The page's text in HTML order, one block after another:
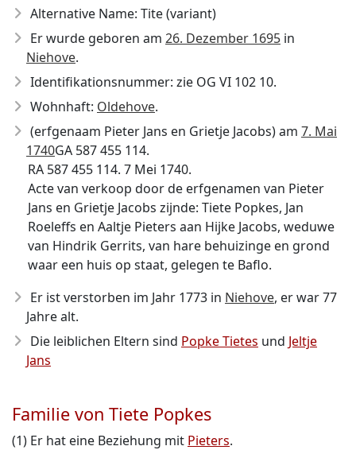
Alternative Name: Tite (variant)
Er wurde geboren am 26. Dezember 1695 in
Niehove.
Identifikationsnummer: zie OG VI 102 10.
Wohnhaft: Oldehove.
(erfgenaam Pieter Jans en Grietje Jacobs) am 7. Mai
1740GA 587 455 114.
RA 587 455 114. 7 Mei 1740.
Acte van verkoop door de erfgenamen van Pieter
Jans en Grietje Jacobs zijnde: Tiete Popkes, Jan
Roeleffs en Aaltje Pieters aan Hijke Jacobs, weduwe
van Hindrik Gerrits, van hare behuizinge en grond
waar een huis op staat, gelegen te Baflo.
Er ist verstorben im Jahr 1773 in Niehove, er war 77
Jahre alt.
Die leiblichen Eltern sind Popke Tietes und Jeltje
Jans
Familie von Tiete Popkes
(1) Er hat eine Beziehung mit Pieters.